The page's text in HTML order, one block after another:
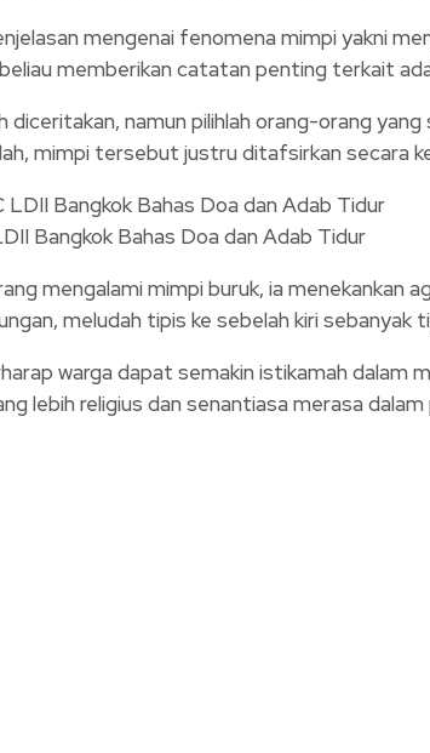
mengenai fenomena mimpi yakni
beliau memberikan catatan penting terkait
diceritakan, namun pilihlah orang-orang
mimpi tersebut justru ditafsirkan secara
Bangkok Bahas Doa dan Adab Tidur
mengalami mimpi buruk, ia
meludah tipis ke sebelah kiri
warga dapat semakin istikamah dalam
lebih religius dan senantiasa merasa